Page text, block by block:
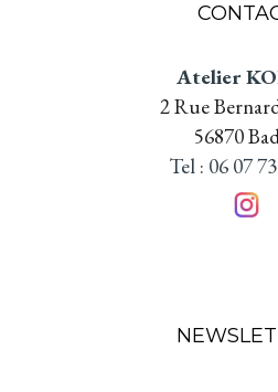
Atelier
2 Rue
56870
Tel : 06 07